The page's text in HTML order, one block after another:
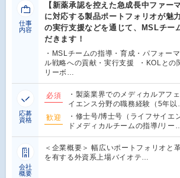
仕事
内容
【新薬承認を控えた急成長中ファー
に対応する製品ポートフォリオが魅
の実行支援などを通じて、MSLチー
だきます！
・MSLチームの指導・育成・パフォー
ル戦略への貢献・実行支援 ・KOLとの
リーボ…
応募
資格
必須
・製薬業界でのメディカルアフ
イエンス分野の職務経験（5年
歓迎
・修士号/博士号（ライフサイエ
ドメディカルチームの指導/リー
会社
概要
＜企業概要＞ 幅広いポートフォリオと
を有する外資系上場バイオテ…